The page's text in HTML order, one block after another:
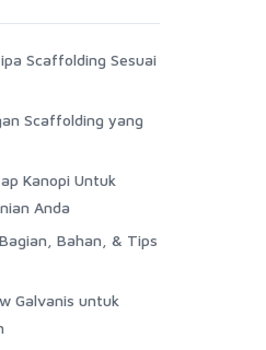
Scaffolding Sesuai
Scaffolding yang
Kanopi Untuk
Anda
Bahan, & Tips
Galvanis untuk